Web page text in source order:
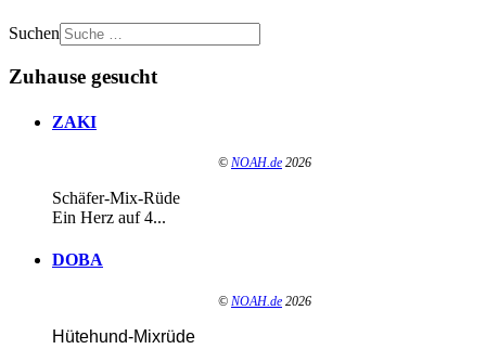
Suchen
Zuhause gesucht
ZAKI
© NOAH.de 2026
Schäfer-Mix-Rüde
Ein Herz auf 4...
DOBA
© NOAH.de 2026
Hütehund-Mixrüde